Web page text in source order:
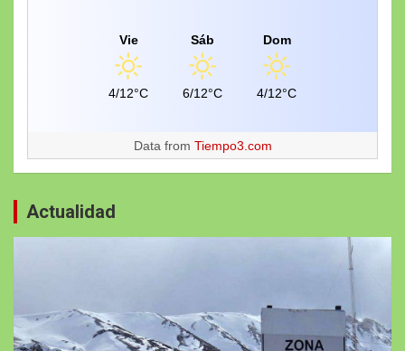
Vie
4/12°C
Sáb
6/12°C
Dom
4/12°C
Data from Tiempo3.com
Actualidad